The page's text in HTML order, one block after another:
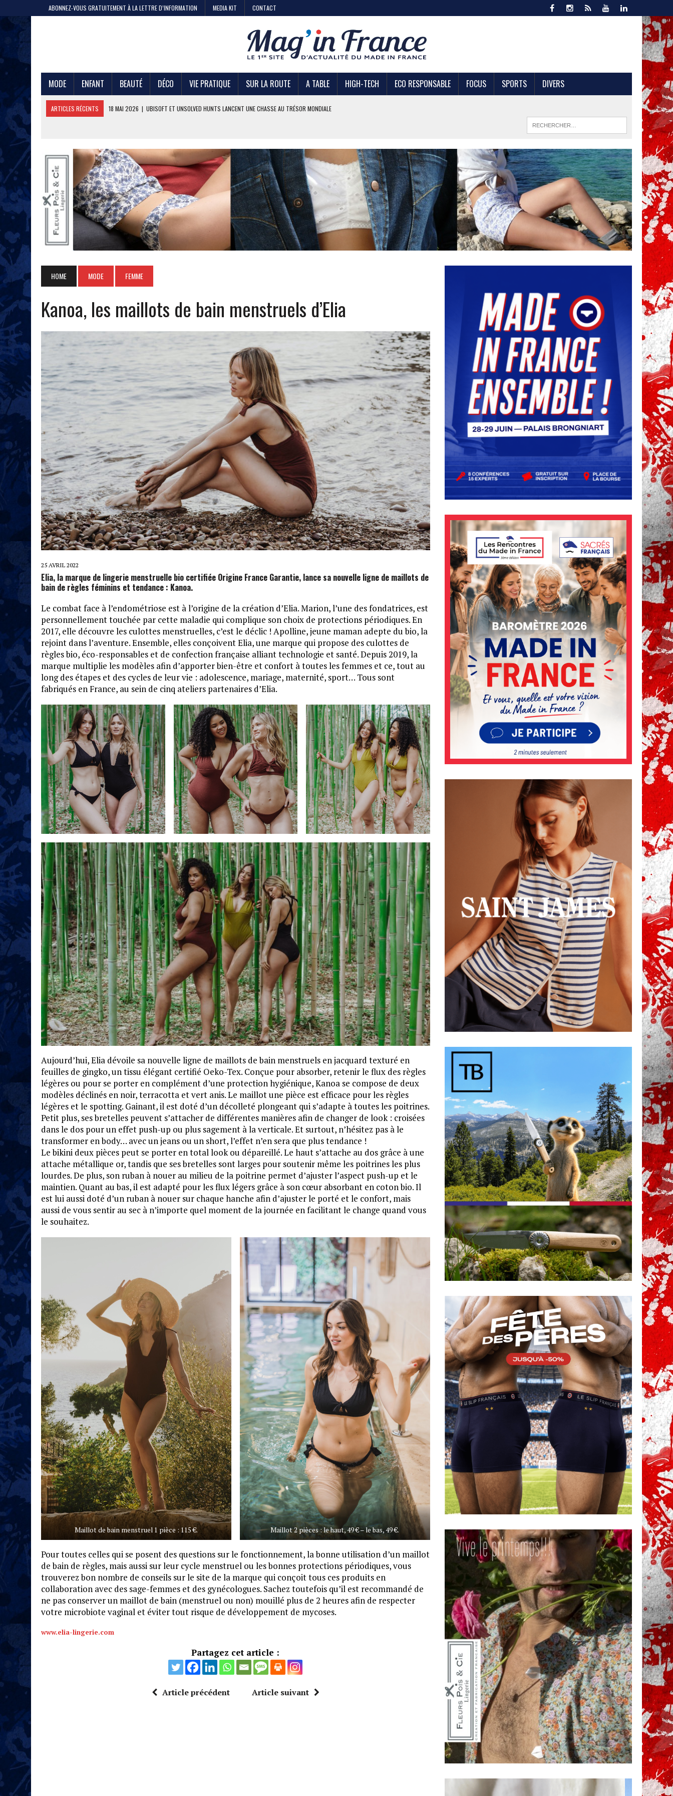
ABONNEZ-VOUS GRATUITEMENT À LA LETTRE D’INFORMATION MEDIA KIT CONTACT
MODE ENFANT BEAUTÉ DÉCO VIE PRATIQUE SUR LA ROUTE A TABLE HIGH-TECH ECO RESPONSABLE FOCUS SPORTS DIVERS
ARTICLES RÉCENTS 11 MAI 2026 | CRISTEL, 200 ANS DE SAVOIR-FAIRE
24 AVRIL 2026 | DEEPFOIL, POUR LES ADEPTES DU GRAND BLEU
21 AVRIL 2026 | 100 000 JEANS FABRIQUÉS EN FRANCE POUR JULES ET KIABI
17 AVRIL 2026 | DURALEX LANCE PICARDIE 58 CL, REMÈDE OU ERREUR DE STRATÉGIE ?
3 JUIN 2026 | L’ÉTERNELLE MARINIÈRE SAINT JAMES
18 MAI 2026
UBISOFT ET UNSOLVED HUNTS LANCENT UNE CHASSE AU TRÉSOR MONDIALE
HOME MODE FEMME
Kanoa, les maillots de bain menstruels d’Elia
25 AVRIL 2022
Elia, la marque de lingerie menstruelle bio certifiée Origine France Garantie, lance sa nouvelle ligne de maillots de
bain de règles féminins et tendance : Kanoa.
Le combat face à l’endométriose est à l’origine de la création d’Elia. Marion, l’une des fondatrices, est
personnellement touchée par cette maladie qui complique son choix de protections périodiques. En
2017, elle découvre les culottes menstruelles, c’est le déclic ! Apolline, jeune maman adepte du bio, la
rejoint dans l’aventure. Ensemble, elles conçoivent Elia, une marque qui propose des culottes de
règles bio, éco-responsables et de confection française alliant technologie et santé. Depuis 2019, la
marque multiplie les modèles afin d’apporter bien-être et confort à toutes les femmes et ce, tout au
long des étapes et des cycles de leur vie : adolescence, mariage, maternité, sport… Tous sont
fabriqués en France, au sein de cinq ateliers partenaires d’Elia.
Aujourd’hui, Elia dévoile sa nouvelle ligne de maillots de bain menstruels en jacquard texturé en
feuilles de gingko, un tissu élégant certifié Oeko-Tex. Conçue pour absorber, retenir le flux des règles
légères ou pour se porter en complément d’une protection hygiénique, Kanoa se compose de deux
modèles déclinés en noir, terracotta et vert anis. Le maillot une pièce est efficace pour les règles
légères et le spotting. Gainant, il est doté d’un décolleté plongeant qui s’adapte à toutes les poitrines.
Petit plus, ses bretelles peuvent s’attacher de différentes manières afin de changer de look : croisées
dans le dos pour un effet push-up ou plus sagement à la verticale. Et surtout, n’hésitez pas à le
transformer en body… avec un jeans ou un short, l’effet n’en sera que plus tendance !
Le bikini deux pièces peut se porter en total look ou dépareillé. Le haut s’attache au dos grâce à une
attache métallique or, tandis que ses bretelles sont larges pour soutenir même les poitrines les plus
lourdes. De plus, son ruban à nouer au milieu de la poitrine permet d’ajuster l’aspect push-up et le
maintien. Quant au bas, il est adapté pour les flux légers grâce à son cœur absorbant en coton bio. Il
est lui aussi doté d’un ruban à nouer sur chaque hanche afin d’ajuster le porté et le confort, mais
aussi de vous sentir au sec à n’importe quel moment de la journée en facilitant le change quand vous
le souhaitez.
Maillot de bain menstruel 1 pièce : 115 €. Maillot 2 pièces : le haut, 49 € – le bas, 49 €.
Pour toutes celles qui se posent des questions sur le fonctionnement, la bonne utilisation d’un maillot
de bain de règles, mais aussi sur leur cycle menstruel ou les bonnes protections périodiques, vous
trouverez bon nombre de conseils sur le site de la marque qui conçoit tous ces produits en
collaboration avec des sage-femmes et des gynécologues. Sachez toutefois qu’il est recommandé de
ne pas conserver un maillot de bain (menstruel ou non) mouillé plus de 2 heures afin de respecter
votre microbiote vaginal et éviter tout risque de développement de mycoses.
www.elia-lingerie.com
Partagez cet article :
Article précédent Article suivant